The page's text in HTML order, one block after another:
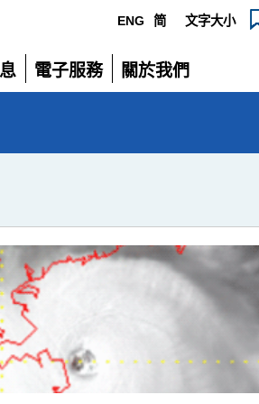
ENG 简 文字大小
電子服務
展
關於我們
展